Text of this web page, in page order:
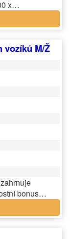
x…
vozíků M/Ž
bonus…